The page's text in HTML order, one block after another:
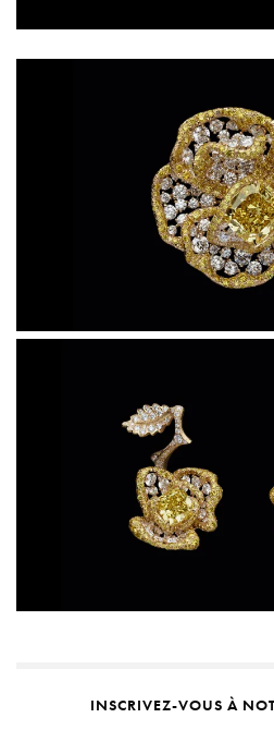
INSCRIVEZ-VOUS À